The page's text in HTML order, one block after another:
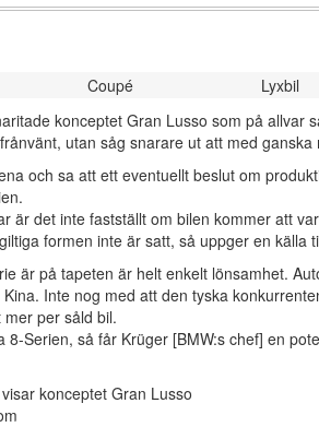
Coupé
Lyxbil
konceptet Gran Lusso som på
utan såg snarare ut att med
och sa att ett eventuellt beslut om
är det inte fastställt om bilen kommer att
formen inte är satt, så uppger en
är på tapeten är helt enkelt lönsamhet.
Inte nog med att den tyska
per såld bil.
8-Serien, så får Krüger [BMW:s chef] en
konceptet Gran Lusso